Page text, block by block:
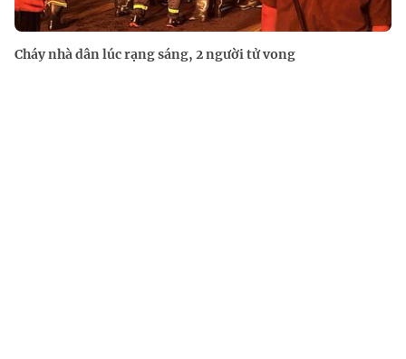
Cháy nhà dân lúc rạng sáng, 2 người tử vong